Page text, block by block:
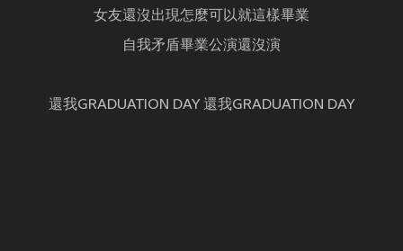
女友還沒出現怎麼可以就這樣畢業
自我矛盾畢業公演還沒演
還我GRADUATION DAY 還我GRADUATION DAY